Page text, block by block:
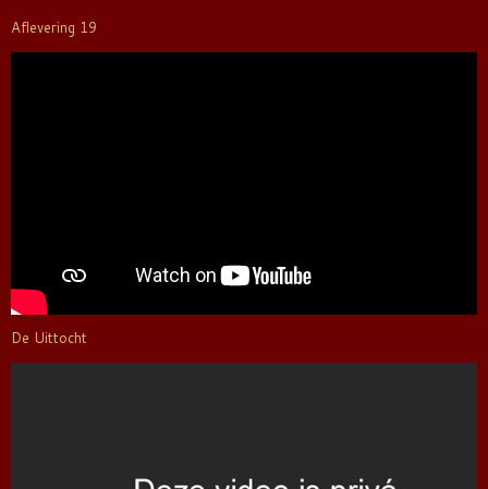
Aflevering 19
De Uittocht